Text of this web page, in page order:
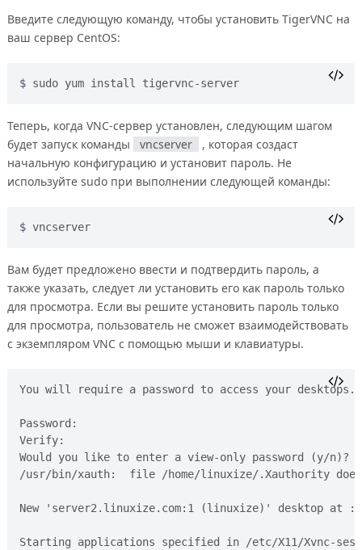
Введите следующую команду, чтобы установить TigerVNC на
ваш сервер CentOS:
sudo yum install tigervnc-server
Теперь, когда VNC-сервер установлен, следующим шагом
будет запуск команды
vncserver
, которая создаст
начальную конфигурацию и установит пароль. Не
используйте sudo при выполнении следующей команды:
vncserver
Вам будет предложено ввести и подтвердить пароль, а
также указать, следует ли установить его как пароль только
для просмотра. Если вы решите установить пароль только
для просмотра, пользователь не сможет взаимодействовать
с экземпляром VNC с помощью мыши и клавиатуры.
You will require a password to access your desktops.
Password:
Verify:
Would you like to enter a view-only password (y/n)? n
/usr/bin/xauth:  file /home/linuxize/.Xauthority
New 'server2.linuxize.com:1 (linuxize)' desktop at :1
Starting applications specified in /etc/X11/Xvnc-